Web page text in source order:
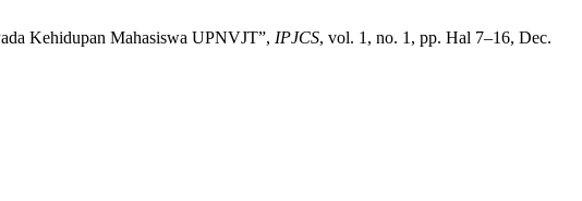
Kehidupan Mahasiswa UPNVJT”, IPJCS, vol. 1, no. 1, pp. Hal 7–16, Dec.